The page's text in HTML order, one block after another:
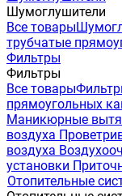
Шумоглушители
Все товары
трубчатые
Фильтры
Фильтры
Все товары
прямоугольных
Маникюрные
воздуха
воздуха
установки
Отопительные